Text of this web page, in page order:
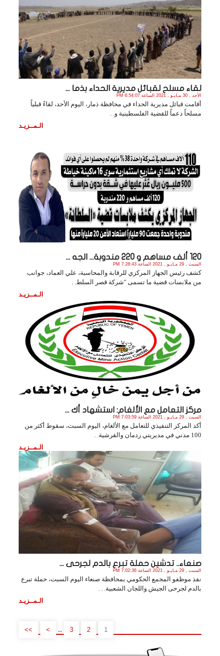
لقاء مسلح لقبائل مديرية الحداء بذما ...
الأحد , 30 مـايـو , 2021 الساعة 6:54:07 PM
أقامت قبائل مديرية الحداء في محافظة ذمار، اليوم الأحد، لقاءً قبلياً
مسلحاً دعماً للقضية الفلسطينية و. .
الـمــزيـد
120 ألف مساهم و 220 مندوبة... الجه ...
السبت , 29 مـايـو , 2021 الساعة 7:28:43 PM
كشف رئيس الجهاز المركزي للرقابة والمحاسبة، علي العماد، جوانب
من ملابسات قضية ما تسمى "شركة قصر السلط. .
الـمــزيـد
مركز التعامل مع الألغام: استشهاد أك ...
السبت , 29 مـايـو , 2021 الساعة 7:03:59 PM
أكد المركز التنفيذي للتعامل مع الألغام، اليوم السبت، سقوط أكثر من
100 مدني في مديريتي ردمان والقرشية. .
الـمــزيـد
صنعاء.. تدشين حملة تبرع بالدم لجرحى ...
السبت , 29 مـايـو , 2021 الساعة 7:02:36 PM
نفذ موظفو المجمع الحكومي بمحافظة صنعاء اليوم السبت، حملة تبرع
بالدم لجرحى الجيش واللجان الشعبية. . .
الـمــزيـد
1
2
3
..
>
>>